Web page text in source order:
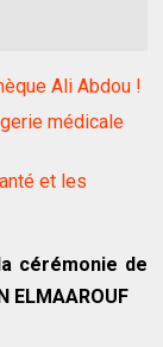
Ali Abdou !
médicale
et les
cérémonie de
ELMAAROUF